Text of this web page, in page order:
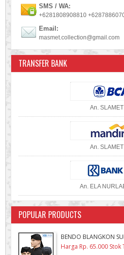
SMS / WA:
+6281808908810
Email:
masmet.collection@gmail.com
TRANSFER BANK
An. SLAMET
An. SLAMET
An. ELA
POPULAR PRODUCTS
BENDO BLANGKON
Harga Rp. 65.000 Stok